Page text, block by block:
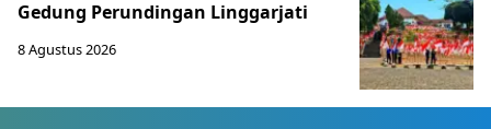
Gedung Perundingan Linggarjati
8 Agustus 2026